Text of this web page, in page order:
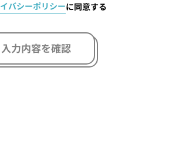
バシーポリシーに同意する
入力内容を確認